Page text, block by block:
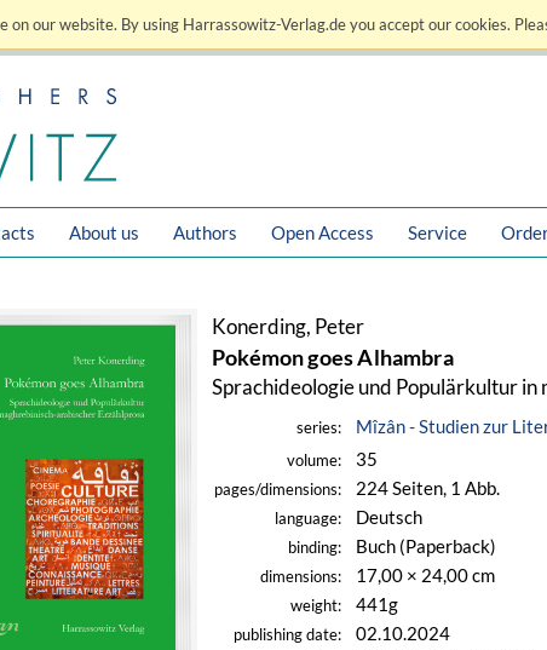
our website. By using Harrassowitz-Verlag.de you accept our cookies.
About us Authors Open Access Service
Konerding, Peter
Pokémon goes Alhambra
Sprachideologie und Populärkultur
series: Mîzân - Studien zur
volume: 35
pages/dimensions: 224 Seiten, 1 Abb.
language: Deutsch
binding: Buch (Paperback)
dimensions: 17,00 × 24,00 cm
weight: 441g
publishing date: 02.10.2024